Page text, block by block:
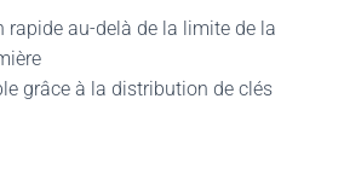
rapide au-delà de la limite de la
grâce à la distribution de clés